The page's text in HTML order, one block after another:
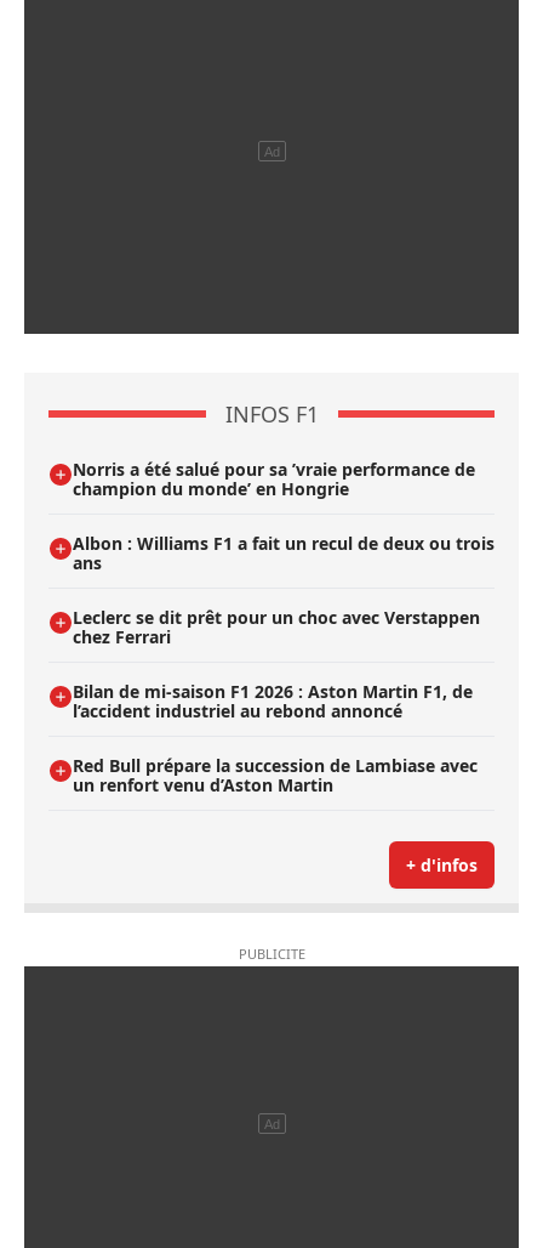
INFOS F1
Norris a été salué pour sa ’vraie performance de
champion du monde’ en Hongrie
Albon : Williams F1 a fait un recul de deux ou trois
ans
Leclerc se dit prêt pour un choc avec Verstappen
chez Ferrari
Bilan de mi-saison F1 2026 : Aston Martin F1, de
l’accident industriel au rebond annoncé
Red Bull prépare la succession de Lambiase avec
un renfort venu d’Aston Martin
+ d'infos